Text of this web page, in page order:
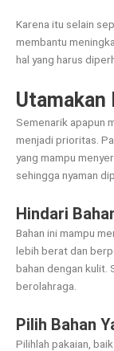
Karena itu selain
membantu
hal yang harus
Utamakan
Semenarik apapun
menjadi prioritas.
yang mampu
sehingga nyaman
Hindari
Bahan ini mampu
lebih berat dan
bahan dengan kulit.
berolahraga.
Pilih Bahan
Pilihlah pakaian,